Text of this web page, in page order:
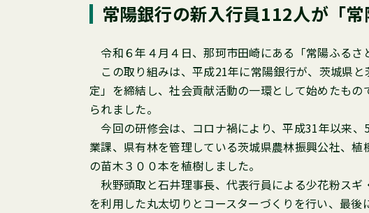
常陽銀行の新入行員112人が「常
令和６年４月４日、那珂市田崎にある「常陽ふるさ
この取り組みは、平成21年に常陽銀行が、茨城県
定」を締結し、社会貢献活動の一環として始めたも
られました。
今回の研修会は、コロナ禍により、平成31年以来
業課、県有林を管理している茨城県農林振興公社、
の苗木３００本を植樹しました。
秋野頭取と石井理事長、代表行員による少花粉ス
を利用した丸太切りとコースターづくりを行い、最